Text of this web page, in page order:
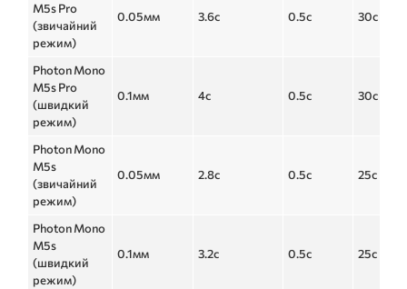
M5s Pro
(звичайний
режим)
0.05мм 3.6с 0.5с 30с
Photon Mono
M5s Pro
(швидкий
режим)
0.1мм 4с 0.5с 30с
Photon Mono
M5s
(звичайний
режим)
0.05мм 2.8с 0.5с 25с
Photon Mono
M5s
(швидкий
режим)
0.1мм 3.2с 0.5с 25с